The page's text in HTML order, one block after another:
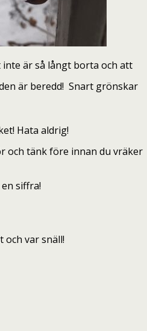
är så långt borta och att
är beredd! Snart grönskar
Hata aldrig!
och tänk före innan du vräker
siffra!
och var snäll!